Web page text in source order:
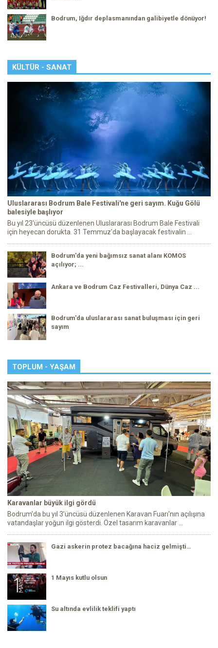
Bodrum, Iğdır deplasmanından galibiyetle dönüyor!
KÜLTÜR - SANAT
Uluslararası Bodrum Bale Festivali'ne geri sayım. Kuğu Gölü
balesiyle başlıyor
Bu yıl 23'üncüsü düzenlenen Uluslararası Bodrum Bale Festivali
için heyecan dorukta. 31 Temmuz'da başlayacak festivalin ...
Bodrum'da yeni bağımsız sanat alanı KOMOS
açılıyor; ...
Ankara ve Bodrum Caz Festivalleri, Dünya Caz ...
Bodrum'da uluslararası sanat buluşması için geri
sayım
TOPLUM - YAŞAM
Karavanlar büyük ilgi gördü
Bodrum’da bu yıl 3’üncüsü düzenlenen Karavan Fuarı'nın açılışına
vatandaşlar yoğun ilgi gösterdi. Özel tasarım karavanlar ...
Gazi askerin protez bacağına haciz gelmişti…
1 Mayıs kutlu olsun
Su altında evlilik teklifi yaptı